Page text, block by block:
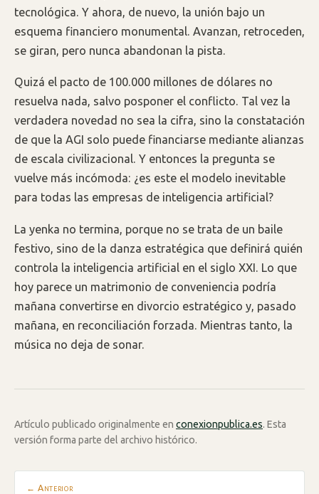
tecnológica. Y ahora, de nuevo, la unión bajo un
esquema financiero monumental. Avanzan, retroceden,
se giran, pero nunca abandonan la pista.
Quizá el pacto de 100.000 millones de dólares no
resuelva nada, salvo posponer el conflicto. Tal vez la
verdadera novedad no sea la cifra, sino la constatación
de que la AGI solo puede financiarse mediante alianzas
de escala civilizacional. Y entonces la pregunta se
vuelve más incómoda: ¿es este el modelo inevitable
para todas las empresas de inteligencia artificial?
La yenka no termina, porque no se trata de un baile
festivo, sino de la danza estratégica que definirá quién
controla la inteligencia artificial en el siglo XXI. Lo que
hoy parece un matrimonio de conveniencia podría
mañana convertirse en divorcio estratégico y, pasado
mañana, en reconciliación forzada. Mientras tanto, la
música no deja de sonar.
Artículo publicado originalmente en conexionpublica.es. Esta
versión forma parte del archivo histórico.
← Anterior